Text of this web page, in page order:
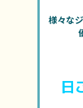
様々な
日